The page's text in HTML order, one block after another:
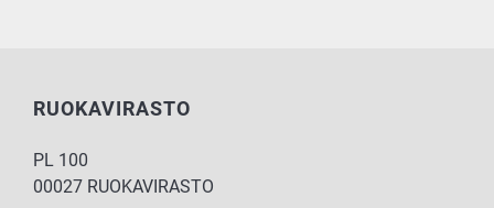
RUOKAVIRASTO
PL 100
00027 RUOKAVIRASTO